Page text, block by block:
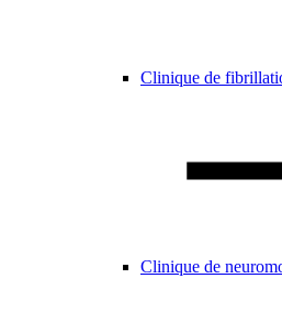
Clinique de
Clinique de